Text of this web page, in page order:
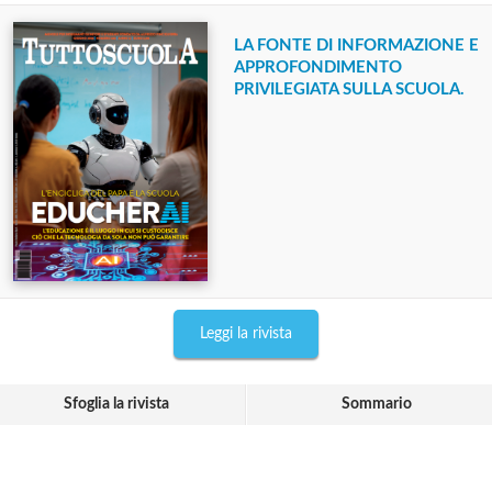
LA FONTE DI INFORMAZIONE E
APPROFONDIMENTO
PRIVILEGIATA SULLA SCUOLA.
Leggi la rivista
Sfoglia la rivista Sommario